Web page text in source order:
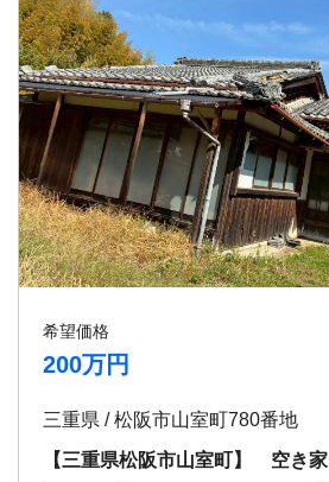
希望価格
200万円
三重県 / 松阪市山室町780番地
【三重県松阪市山室町】 空き家